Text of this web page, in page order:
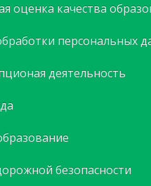
оценка качества
персональных
деятельность
безопасности